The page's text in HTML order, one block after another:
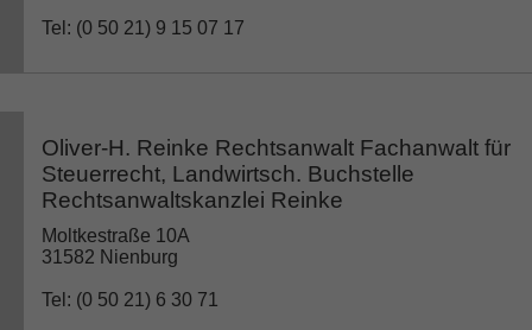
Tel: (0 50 21) 9 15 07 17
Oliver-H. Reinke Rechtsanwalt Fachanwalt für
Steuerrecht, Landwirtsch. Buchstelle
Rechtsanwaltskanzlei Reinke
Moltkestraße 10A
31582 Nienburg
Tel: (0 50 21) 6 30 71